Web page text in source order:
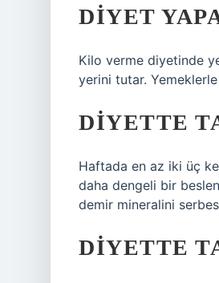
DIYET
Kilo verme diyetinde
yerini tutar.
DIYETTE
Haftada en az iki üç
daha dengeli bir
demir mineralini
DIYETTE